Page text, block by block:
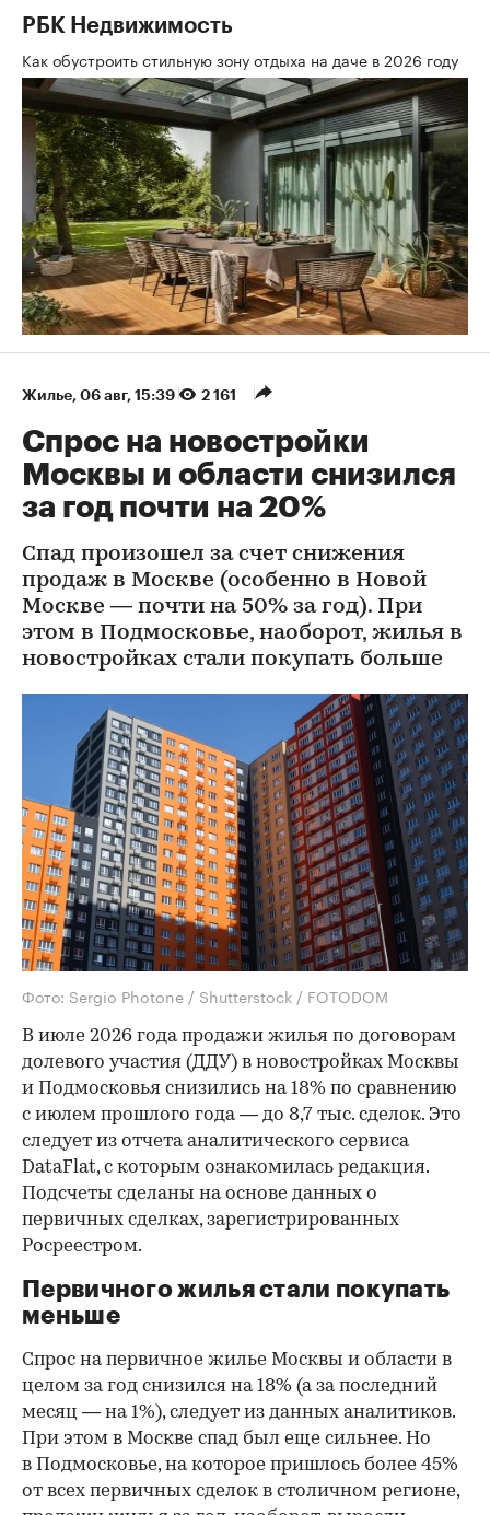
РБК Недвижимость
Как обустроить стильную зону отдыха на даче в 2026 году
Жилье 06 авг, 15:39 2 161
Спрос на новостройки
Москвы и области снизился
за год почти на 20%
Спад произошел за счет снижения
продаж в Москве (особенно в Новой
Москве — почти на 50% за год). При
этом в Подмосковье, наоборот, жилья в
новостройках стали покупать больше
Фото: Sergio Photone / Shutterstock / FOTODOM
В июле 2026 года продажи жилья по договорам
долевого участия (ДДУ) в новостройках Москвы
и Подмосковья снизились на 18% по сравнению
с июлем прошлого года — до 8,7 тыс. сделок. Это
следует из отчета аналитического сервиса
DataFlat, с которым ознакомилась редакция.
Подсчеты сделаны на основе данных о
первичных сделках, зарегистрированных
Росреестром.
Первичного жилья стали покупать
меньше
Спрос на первичное жилье Москвы и области в
целом за год снизился на 18% (а за последний
месяц — на 1%), следует из данных аналитиков.
При этом в Москве спад был еще сильнее. Но
в Подмосковье, на которое пришлось более 45%
от всех первичных сделок в столичном регионе,